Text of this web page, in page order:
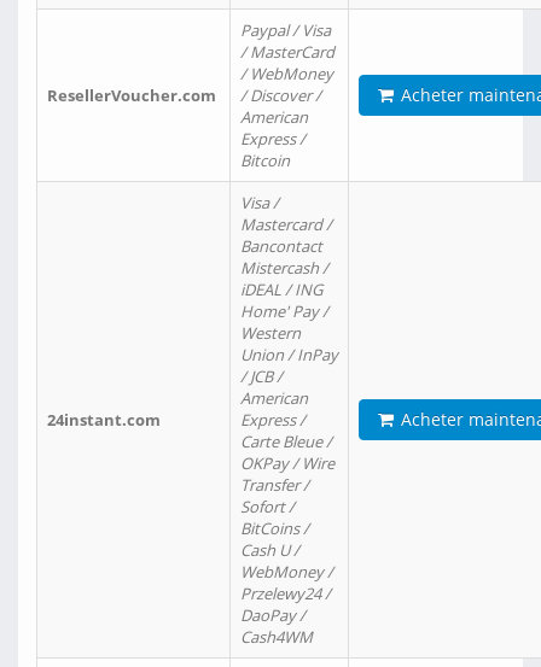
ResellerVoucher.com
Paypal / Visa
/ MasterCard
/ WebMoney
/ Discover /
American
Express /
Bitcoin
Acheter
24instant.com
Visa /
Mastercard /
Bancontact
Mistercash /
iDEAL / ING
Home' Pay /
Western
Union / InPay
/ JCB /
American
Express /
Carte Bleue /
OKPay / Wire
Transfer /
Sofort /
BitCoins /
Cash U /
WebMoney /
Przelewy24 /
DaoPay /
Cash4WM
Acheter